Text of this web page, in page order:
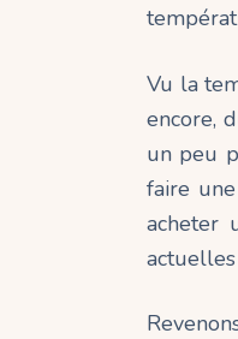
Vu la
encore,
un peu
faire
acheter
actuelles